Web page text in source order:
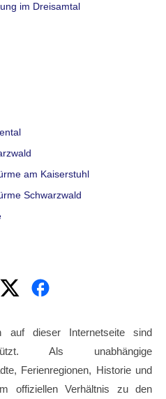
im Dreisamtal
am Kaiserstuhl
Schwarzwald
auf dieser Internetseite sind
Als unabhängige
Ferienregionen, Historie und
offiziellen Verhältnis zu den